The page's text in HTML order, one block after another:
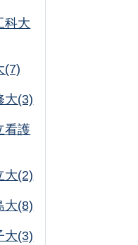
科大
(7)
大(3)
看護
大(2)
大(8)
大(3)